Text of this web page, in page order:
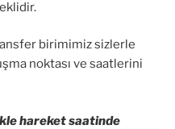
birimimiz sizlerle
noktası ve saatlerini
hareket saatinde